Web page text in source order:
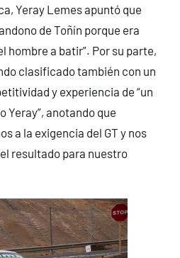
Yeray Lemes apuntó que
de Toñín porque era
hombre a batir”. Por su parte,
clasificado también con un
y experiencia de “un
Yeray”, anotando que
a la exigencia del GT y nos
resultado para nuestro